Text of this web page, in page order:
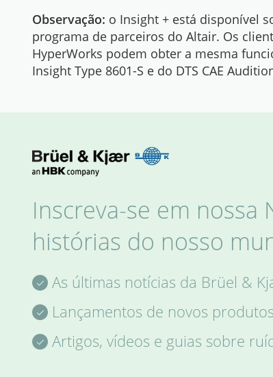
Observação: o Insight + está disponível
programa de parceiros do Altair. Os
HyperWorks podem obter a mesma
Insight Type 8601-S e do DTS CAE
Inscreva-se em nossa
histórias do nosso
As últimas notícias da Brüel &
Lançamentos de novos
Artigos, vídeos e guias sobre